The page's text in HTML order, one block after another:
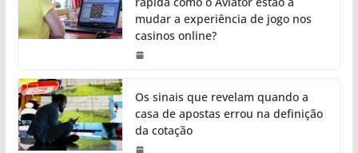
mudar a experiência de jogo nos
casinos online?
Os sinais que revelam quando a
casa de apostas errou na definição
da cotação